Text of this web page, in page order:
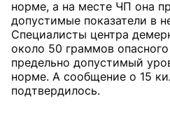
норме, а на месте ЧП она
допустимые показатели в
Специалисты центра
около 50 граммов
предельно допустимый
норме. А сообщение о 15
подтвердилось.